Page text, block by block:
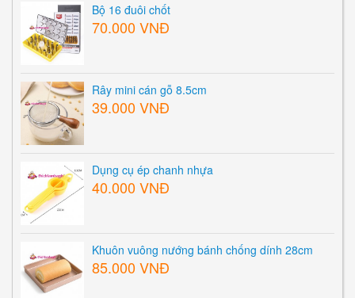
Bộ 16 đuôi chốt
70.000 VNĐ
Rây mini cán gỗ 8.5cm
39.000 VNĐ
Dụng cụ ép chanh nhựa
40.000 VNĐ
Khuôn vuông nướng bánh chống dính 28cm
85.000 VNĐ